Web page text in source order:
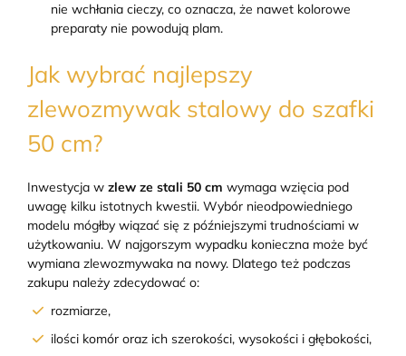
nie wchłania cieczy, co oznacza, że nawet kolorowe
preparaty nie powodują plam.
Jak wybrać najlepszy
zlewozmywak stalowy do szafki
50 cm?
Inwestycja w zlew ze stali 50 cm wymaga wzięcia pod
uwagę kilku istotnych kwestii. Wybór nieodpowiedniego
modelu mógłby wiązać się z późniejszymi trudnościami w
użytkowaniu. W najgorszym wypadku konieczna może być
wymiana zlewozmywaka na nowy. Dlatego też podczas
zakupu należy zdecydować o:
rozmiarze,
ilości komór oraz ich szerokości, wysokości i głębokości,